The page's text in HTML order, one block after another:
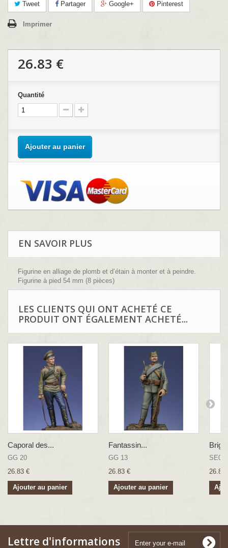
Tweet Partager Google+ Pinterest
Imprimer
26.83 €
Quantité
Ajouter au panier
EN SAVOIR PLUS
Figurine en alliage de plomb et d’étain à monter et à peindre.
Figurine à pied 54 mm (8 pièces)
LES CLIENTS QUI ONT ACHETÉ CE
PRODUIT ONT ÉGALEMENT ACHETÉ...
Caporal des...
GG 20
26.83 €
Ajouter au panier
Fantassin...
GG 13
26.83 €
Ajouter au panier
SE02
26.83
Lettre d'informations